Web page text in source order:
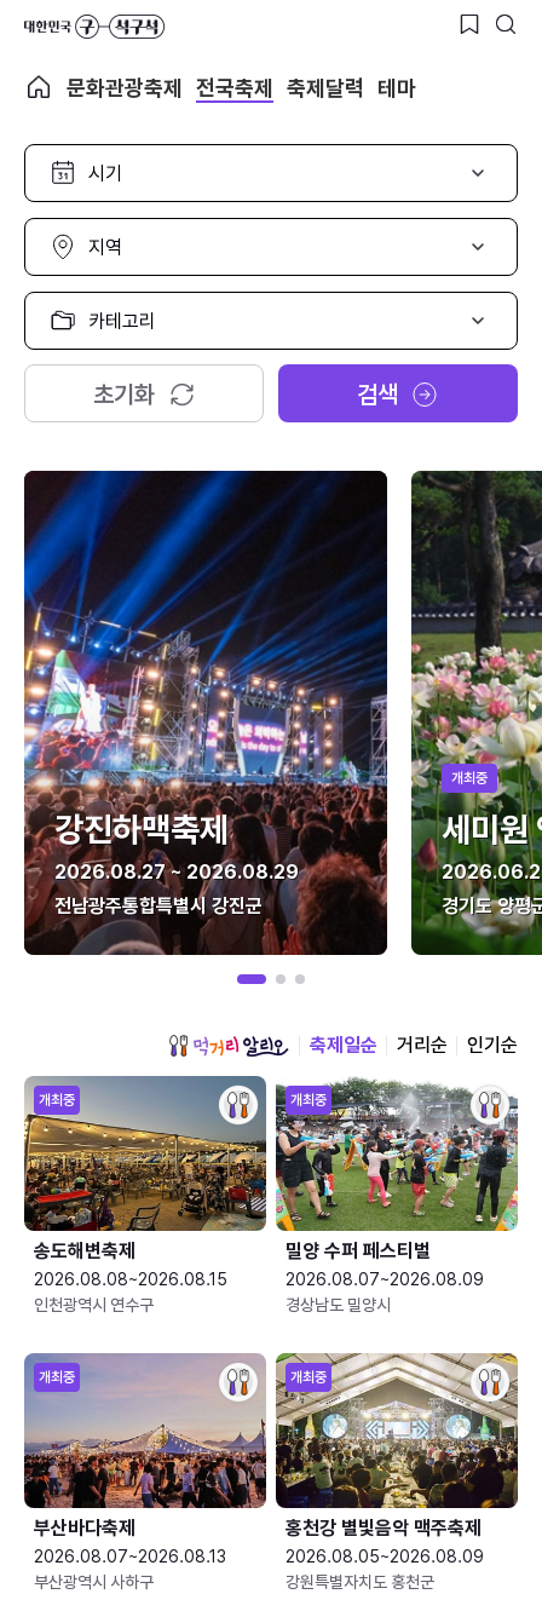
문화관광축제 전국축제 축제달력 테마
시
선
택
지
선
택
카
고
리
택
초기화 검색
강진하맥축제
2026.08.27 ~ 2026.08.29
전남광주통합특별시 강진군
개최중
세미원
경기도 양평
축제일순 거리순 인기순
개최중
송도해변축제
2026.08.08~2026.08.15
인천광역시 연수구
개최중
밀양 수퍼 페스티벌
2026.08.07~2026.08.09
경상남도 밀양시
개최중
부산바다축제
2026.08.07~2026.08.13
부산광역시 사하구
개최중
홍천강 별빛음악 맥주축제
2026.08.05~2026.08.09
강원특별자치도 홍천군